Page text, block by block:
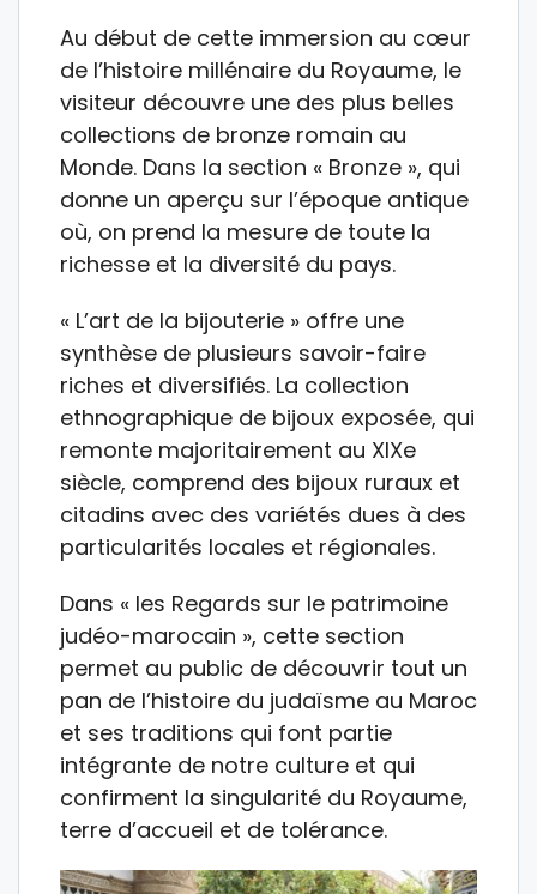
Au début de cette immersion au cœur
de l’histoire millénaire du Royaume, le
visiteur découvre une des plus belles
collections de bronze romain au
Monde. Dans la section « Bronze », qui
donne un aperçu sur l’époque antique
où, on prend la mesure de toute la
richesse et la diversité du pays.
« L’art de la bijouterie » offre une
synthèse de plusieurs savoir-faire
riches et diversifiés. La collection
ethnographique de bijoux exposée, qui
remonte majoritairement au XIXe
siècle, comprend des bijoux ruraux et
citadins avec des variétés dues à des
particularités locales et régionales.
Dans « les Regards sur le patrimoine
judéo-marocain », cette section
permet au public de découvrir tout un
pan de l’histoire du judaïsme au Maroc
et ses traditions qui font partie
intégrante de notre culture et qui
confirment la singularité du Royaume,
terre d’accueil et de tolérance.